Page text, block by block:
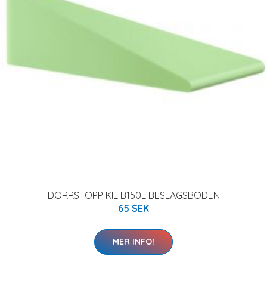
DÖRRSTOPP KIL B150L BESLAGSBODEN
65 SEK
MER INFO!